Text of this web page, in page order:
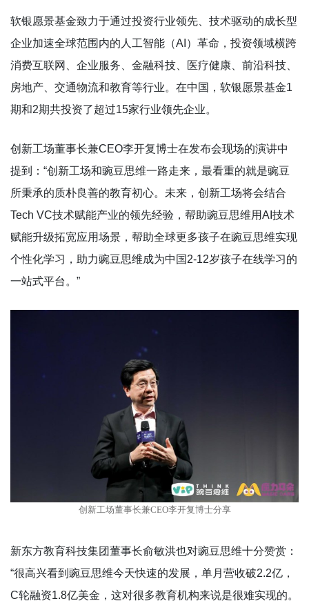
软银愿景基金致力于通过投资行业领先、技术驱动的成长型
企业加速全球范围内的人工智能（AI）革命，投资领域横跨
消费互联网、企业服务、金融科技、医疗健康、前沿科技、
房地产、交通物流和教育等行业。在中国，软银愿景基金1
期和2期共投资了超过15家行业领先企业。
创新工场董事长兼CEO李开复博士在发布会现场的演讲中
提到：“创新工场和豌豆思维一路走来，最看重的就是豌豆
所秉承的质朴良善的教育初心。未来，创新工场将会结合
Tech VC技术赋能产业的领先经验，帮助豌豆思维用AI技术
赋能升级拓宽应用场景，帮助全球更多孩子在豌豆思维实现
个性化学习，助力豌豆思维成为中国2-12岁孩子在线学习的
一站式平台。”
创新工场董事长兼CEO李开复博士分享
新东方教育科技集团董事长俞敏洪也对豌豆思维十分赞赏：
“很高兴看到豌豆思维今天快速的发展，单月营收破2.2亿，
C轮融资1.8亿美金，这对很多教育机构来说是很难实现的。